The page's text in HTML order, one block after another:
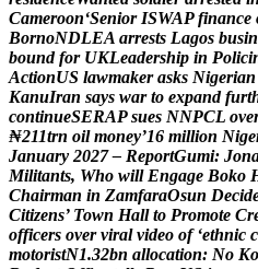
Cameroon‘Senior ISWAP finance
BornoNDLEA arrests Lagos busin
bound for UKLeadership in Polici
ActionUS lawmaker asks Nigerian
KanuIran says war to expand furt
continueSERAP sues NNPCL ove
₦211trn oil money’16 million Nige
January 2027 – ReportGumi: Jon
Militants, Who will Engage Boko
Chairman in ZamfaraOsun Decid
Citizens’ Town Hall to Promote Cr
officers over viral video of ‘ethnic c
motoristN1.32bn allocation: No Ko